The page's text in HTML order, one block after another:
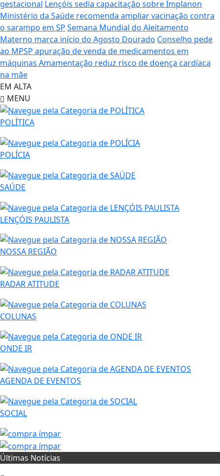
gestacional Lençóis sedia capacitação sobre Implanon
Ministério da Saúde recomenda ampliar vacinação contra
o sarampo em SP Semana Mundial do Aleitamento
Materno marca início do Agosto Dourado Conselho pede
ao MPSP apuração de venda de medicamentos em
máquinas Amamentação reduz risco de doença cardíaca
na mãe
EM ALTA
MENU
POLÍTICA
POLÍCIA
SAÚDE
LENÇÓIS PAULISTA
NOSSA REGIÃO
RADAR ATITUDE
COLUNAS
ONDE IR
AGENDA DE EVENTOS
SOCIAL
Últimas Notícias